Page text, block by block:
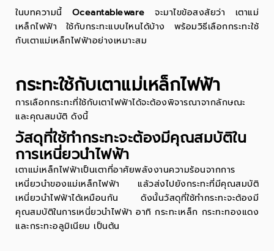
ในบทความนี้ Oceantableware จะมาไขข้อสงสัยว่า เตาแม่
เหล็กไฟฟ้า ใช้กับกระทะแบบไหนได้บ้าง พร้อมวิธีเลือกกระทะใช้
กับเตาแม่เหล็กไฟฟ้าอย่างเหมาะสม
กระทะใช้กับเตาแม่เหล็กไฟฟ้า
การเลือกกระทะที่ใช้กับเตาไฟฟ้าได้จะต้องพิจารณาจากลักษณะ
และคุณสมบัติ ดังนี้
วัสดุที่ใช้ทำกระทะจะต้องมีคุณสมบัติใน
การเหนี่ยวนำไฟฟ้า
เตาแม่เหล็กไฟฟ้าเป็นเตาที่อาศัยพลังงานความร้อนจากการ
เหนี่ยวนำของแม่เหล็กไฟฟ้า แล้วส่งไปยังกระทะที่มีคุณสมบัติ
เหนี่ยวนำไฟฟ้าได้เหมือนกัน ดังนั้นวัสดุที่ใช้ทำกระทะจะต้องมี
คุณสมบัติในการเหนี่ยวนำไฟฟ้า อาทิ กระทะเหล็ก กระทะทองแดง
และกระทะอลูมิเนียม เป็นต้น